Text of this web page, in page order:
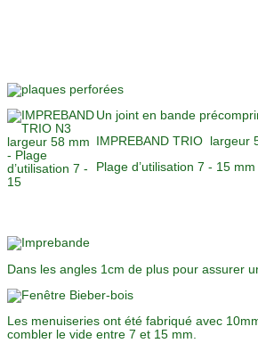
Un joint en bande
IMPREBAND TRIO largeur
Plage d’utilisation 7 - 15 mm
Dans les angles 1cm de plus pour assurer
Les menuiseries ont été fabriqué avec
combler le vide entre 7 et 15 mm.